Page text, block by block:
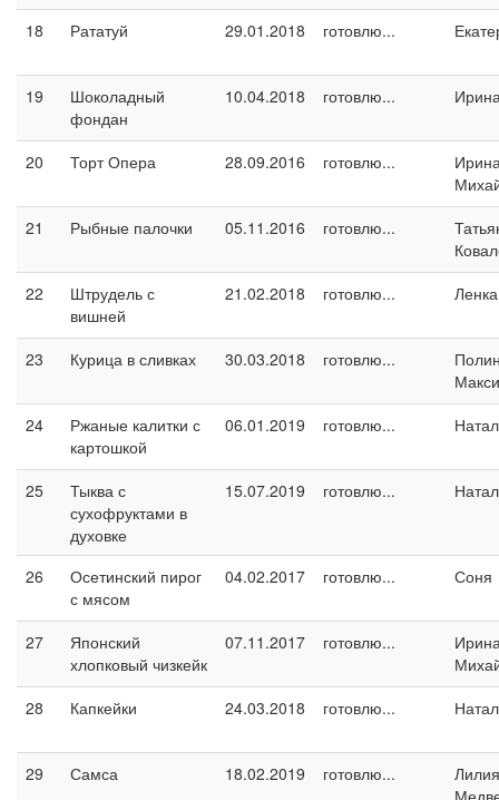
18 Рататуй 29.01.2018 готовлю...
19
Шоколадный
фондан
10.04.2018 готовлю...
20 Торт Опера 28.09.2016 готовлю...
21
Рыбные палочки 05.11.2016 готовлю...
22
Штрудель с
вишней
21.02.2018 готовлю...
23 Курица в сливках 30.03.2018 готовлю...
24
Ржаные калитки с
картошкой
06.01.2019 готовлю...
25
Тыква с
сухофруктами в
духовке
15.07.2019 готовлю...
26
Осетинский пирог
с мясом
04.02.2017 готовлю... Соня
27
Японский
хлопковый чизкейк
07.11.2017 готовлю...
28
Капкейки 24.03.2018 готовлю...
29 Самса 18.02.2019 готовлю...
Лилия